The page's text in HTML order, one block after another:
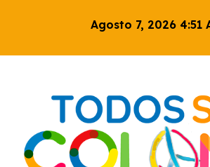
Agosto 7, 2026 4:51